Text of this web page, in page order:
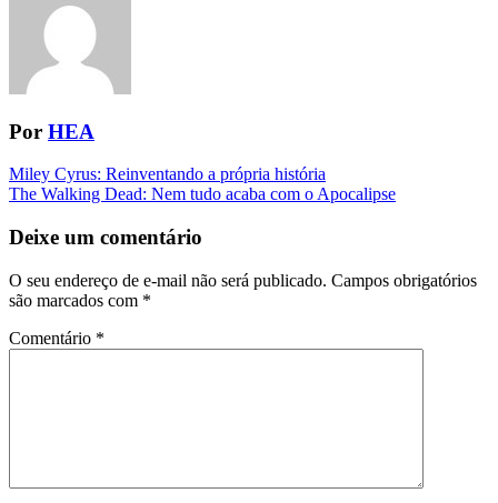
Por HEA
Navegação
da
Postagem
Miley Cyrus: Reinventando a própria história
The Walking Dead: Nem tudo acaba com o Apocalipse
Deixe um comentário
O seu endereço de e-mail não será publicado. Campos obrigatórios
são marcados com *
Comentário *